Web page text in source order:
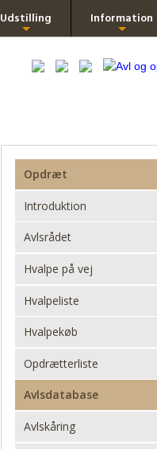
Udstilling Information
Opdræt
Introduktion
Avlsrådet
Hvalpe på vej
Hvalpeliste
Hvalpekøb
Opdrætterliste
Avlsdatabase
Avlskåring